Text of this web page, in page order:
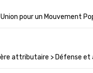
pour un Mouvement
attributaire > Défense